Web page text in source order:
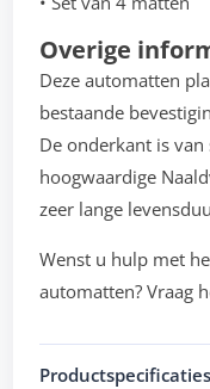
Overige
Deze automatten
bestaande
De onderkant is
hoogwaardige
zeer lange
Wenst u hulp met
automatten? Vraag
Productspecificaties